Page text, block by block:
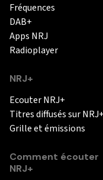
Fréquences
DAB+
Apps NRJ
Radioplayer
NRJ+
Ecouter NRJ+
Titres diffusés sur NRJ+
Grille et émissions
Comment écouter
NRJ+